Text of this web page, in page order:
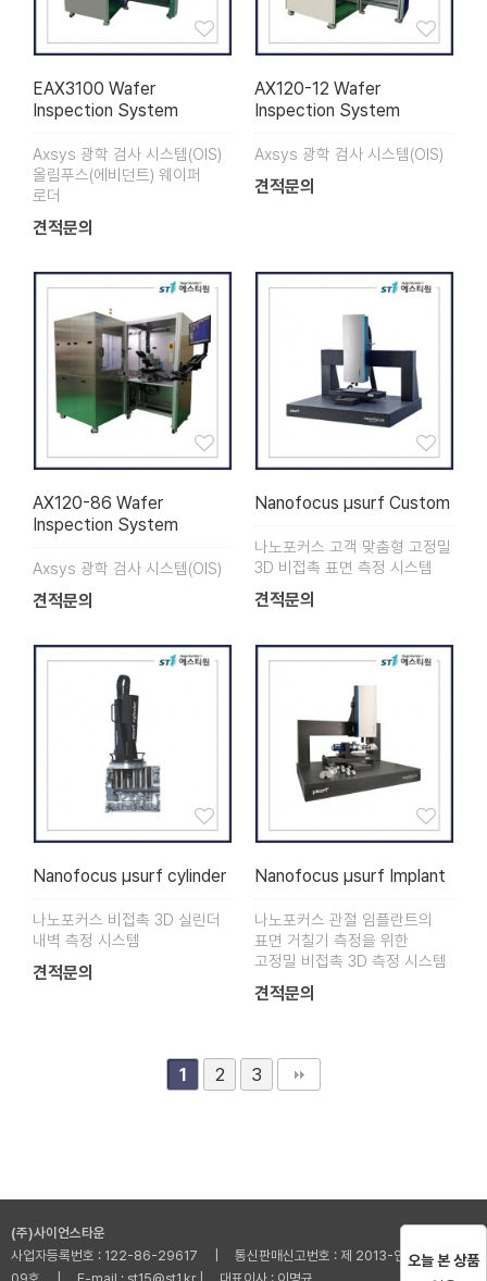
EAX3100 Wafer
Inspection System
Axsys 광학 검사 시스템(OIS)
올림푸스(에비던트) 웨이퍼
로더
견적문의
AX120-12 Wafer
Inspection System
Axsys 광학 검사 시스템(OIS)
견적문의
AX120-86 Wafer
Inspection System
Axsys 광학 검사 시스템(OIS)
견적문의
Nanofocus µsurf Custom
나노포커스 고객 맞춤형 고정밀
3D 비접촉 표면 측정 시스템
견적문의
Nanofocus µsurf cylinder
나노포커스 비접촉 3D 실린더
내벽 측정 시스템
견적문의
Nanofocus µsurf Implant
나노포커스 관절 임플란트의
표면 거칠기 측정을 위한
고정밀 비접촉 3D 측정 시스템
견적문의
1 2 3
(주)사이언스타운
사업자등록번호 : 122-86-29617 | 통신판매신고번호 : 제 2013-인천부평-001
오늘 본 상품